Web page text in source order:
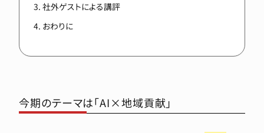
社外ゲストによる講評
おわりに
今期のテーマは「AI×地域貢献」